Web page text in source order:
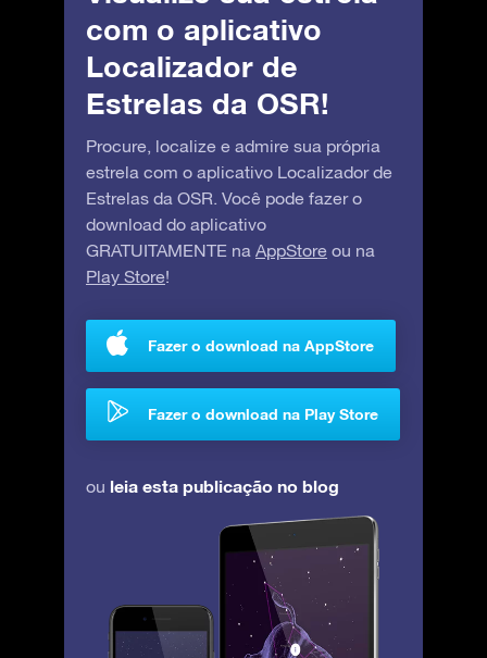
com o aplicativo
Localizador de
Estrelas da OSR!
Procure, localize e admire sua própria
estrela com o aplicativo Localizador de
Estrelas da OSR. Você pode fazer o
download do aplicativo
GRATUITAMENTE na AppStore ou na
Play Store!
Fazer o download na AppStore
Fazer o download na Play Store
ou leia esta publicação no blog